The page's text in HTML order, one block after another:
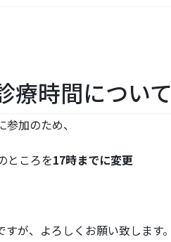
療時間について
加のため、
ところを17時までに変更
が、よろしくお願い致します。